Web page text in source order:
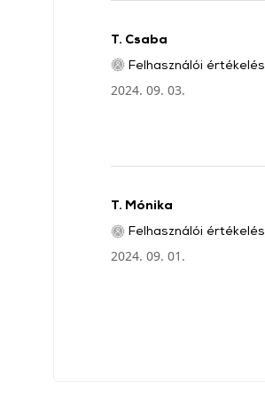
T. Csaba
Felhasználói értékelés
2024. 09. 03.
T. Mónika
Felhasználói értékelés
2024. 09. 01.